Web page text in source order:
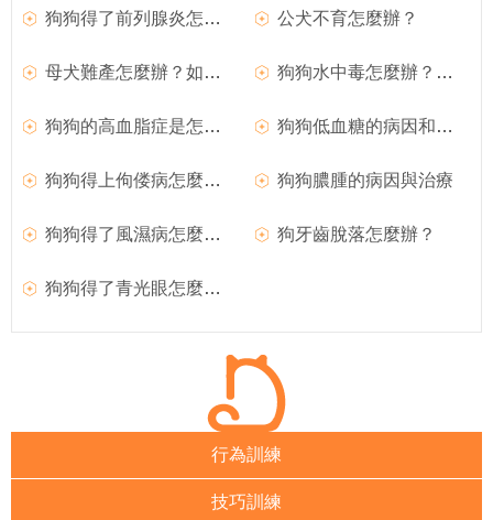
狗狗得了前列腺炎怎麼辦？ 公犬不育怎麼辦？
母犬難產怎麼辦？如何處理難產的狗狗？ 狗狗水中毒怎麼辦？如何治療？
狗狗的高血脂症是怎麼回事？ 狗狗低血糖的病因和臨床症狀
狗狗得上佝偻病怎麼辦？ 狗狗膿腫的病因與治療
狗狗得了風濕病怎麼辦？如何治療犬風濕病？ 狗牙齒脫落怎麼辦？
狗狗得了青光眼怎麼辦？
行為訓練
技巧訓練